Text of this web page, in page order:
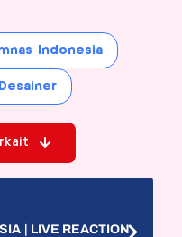
Indonesia
Desainer
| LIVE REACTION